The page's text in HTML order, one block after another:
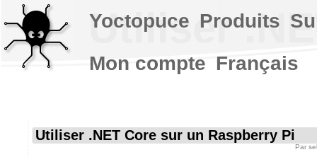
Utiliser
Utiliser .NET Core sur un Raspberry Pi
Par
Yoctopuce Produits
Mon compte Français